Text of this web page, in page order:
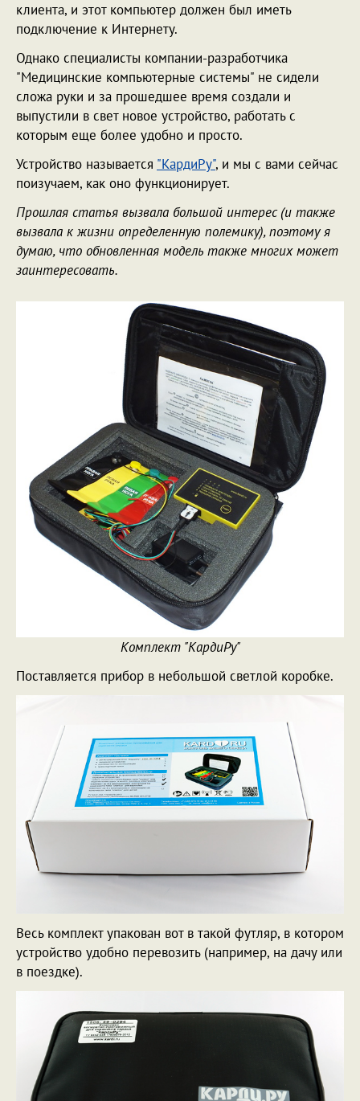
клиента, и этот компьютер должен был иметь
подключение к Интернету.
Однако специалисты компании-разработчика
"Медицинские компьютерные системы" не сидели
сложа руки и за прошедшее время создали и
выпустили в свет новое устройство, работать с
которым еще более удобно и просто.
Устройство называется "КардиРу", и мы с вами сейчас
поизучаем, как оно функционирует.
Прошлая статья вызвала большой интерес (и также
вызвала к жизни определенную полемику), поэтому я
думаю, что обновленная модель также многих может
заинтересовать.
Комплект "КардиРу"
Поставляется прибор в небольшой светлой коробке.
Весь комплект упакован вот в такой футляр, в котором
устройство удобно перевозить (например, на дачу или
в поездке).